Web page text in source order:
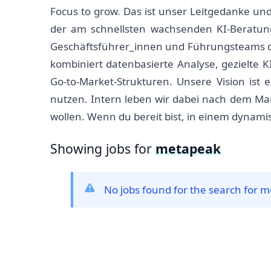
Focus to grow. Das ist unser Leitgedanke
der am schnellsten wachsenden KI-
Geschäftsführer_innen und Führungsteams
kombiniert datenbasierte Analyse, gezielte
Go-to-Market-Strukturen. Unsere Vision
nutzen. Intern leben wir dabei nach dem
wollen. Wenn du bereit bist, in einem
Showing jobs for metapeak
No jobs found for the search for